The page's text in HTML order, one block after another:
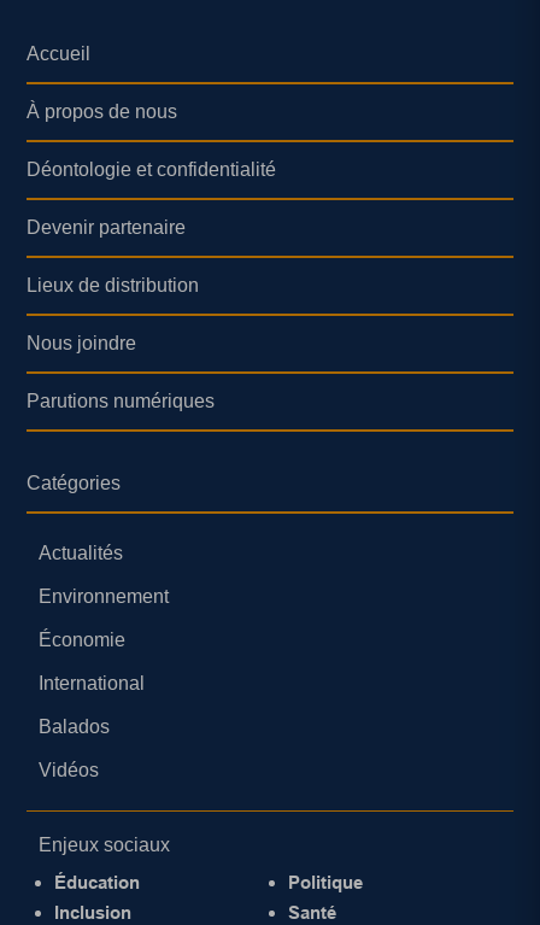
Accueil
À propos de nous
Déontologie et confidentialité
Devenir partenaire
Lieux de distribution
Nous joindre
Parutions numériques
Catégories
Actualités
Environnement
Économie
International
Balados
Vidéos
Enjeux sociaux
Éducation
Inclusion
Politique
Santé